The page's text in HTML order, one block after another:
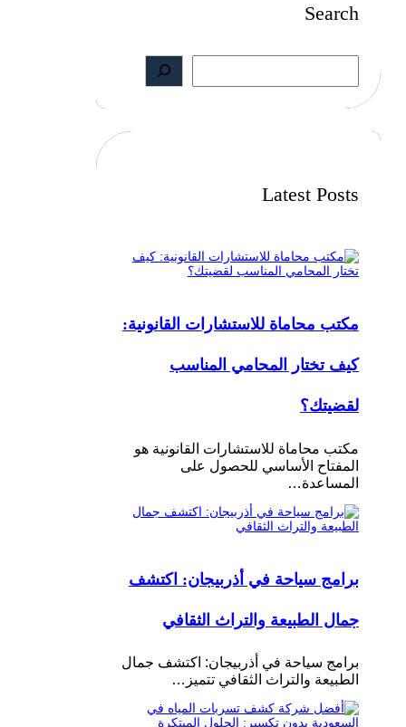
Search
S
a
r
Latest Posts
مكتب محاماة للاستشارات القانونية:
كيف تختار المحامي المناسب
لقضيتك؟
مكتب محاماة للاستشارات القانونية هو
المفتاح الأساسي للحصول على
المساعدة…
برامج سياحة في أذربيجان: اكتشف
جمال الطبيعة والتراث الثقافي
برامج سياحة في أذربيجان: اكتشف جمال
الطبيعة والتراث الثقافي تتميز…